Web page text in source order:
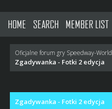
HOME SEARCH MEMBER LIST
Oficjalne forum gry Speedway-World
Zgadywanka - Fotki 2 edycja
Zgadywanka - Fotki 2 edycja